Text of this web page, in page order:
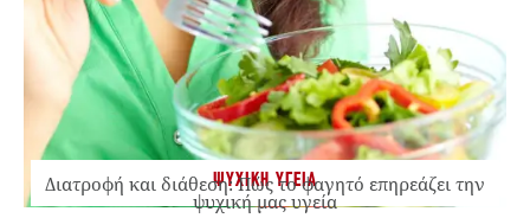
ΨΥΧΙΚΗ ΥΓΕΙΑ
Διατροφή και διάθεση: Πώς το φαγητό επηρεάζει την
ψυχική μας υγεία